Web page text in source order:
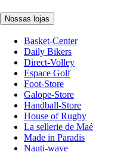
Nossas lojas
Basket-Center
Daily Bikers
Direct-Volley
Espace Golf
Foot-Store
Galope-Store
Handball-Store
House of Rugby
La sellerie de Maé
Made in Paradis
Nauti-wave